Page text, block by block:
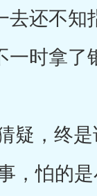
还不
时拿了
，终是
，怕的